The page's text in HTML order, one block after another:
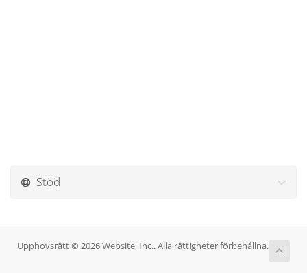
Stöd
Upphovsrätt © 2026 Website, Inc.. Alla rättigheter förbehållna.